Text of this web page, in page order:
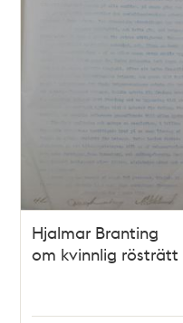
Hjalmar Branting
om kvinnlig rösträtt